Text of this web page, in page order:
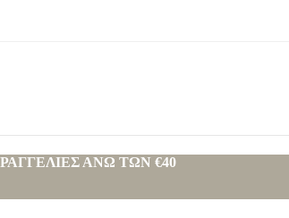
ΑΝΩ ΤΩΝ €40